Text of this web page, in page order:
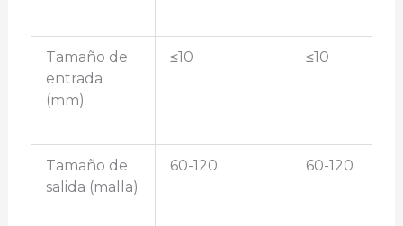
Tamaño de
entrada
(mm)
≤10 ≤10
Tamaño de
salida (malla)
60-120 60-120